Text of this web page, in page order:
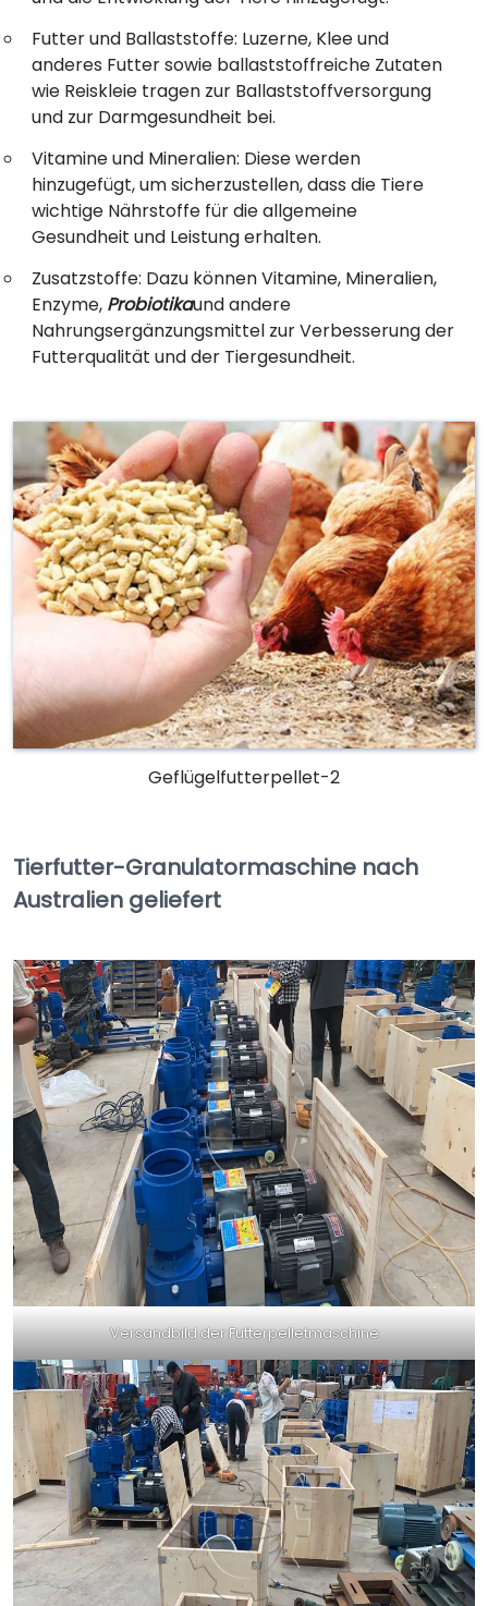
Futter und Ballaststoffe: Luzerne, Klee und
anderes Futter sowie ballaststoffreiche Zutaten
wie Reiskleie tragen zur Ballaststoffversorgung
und zur Darmgesundheit bei.
Vitamine und Mineralien: Diese werden
hinzugefügt, um sicherzustellen, dass die Tiere
wichtige Nährstoffe für die allgemeine
Gesundheit und Leistung erhalten.
Zusatzstoffe: Dazu können Vitamine, Mineralien,
Enzyme, Probiotikaund andere
Nahrungsergänzungsmittel zur Verbesserung der
Futterqualität und der Tiergesundheit.
Geflügelfutterpellet-2
Tierfutter-Granulatormaschine nach
Australien geliefert
Versandbild der Futterpelletmaschine